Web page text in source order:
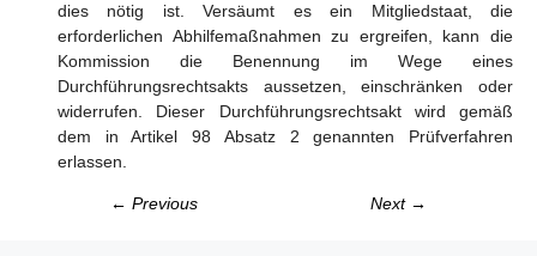
dies nötig ist. Versäumt es ein Mitgliedstaat, die
erforderlichen Abhilfemaßnahmen zu ergreifen, kann die
Kommission die Benennung im Wege eines
Durchführungsrechtsakts aussetzen, einschränken oder
widerrufen. Dieser Durchführungsrechtsakt wird gemäß
dem in Artikel 98 Absatz 2 genannten Prüfverfahren
erlassen.
← Previous Next →